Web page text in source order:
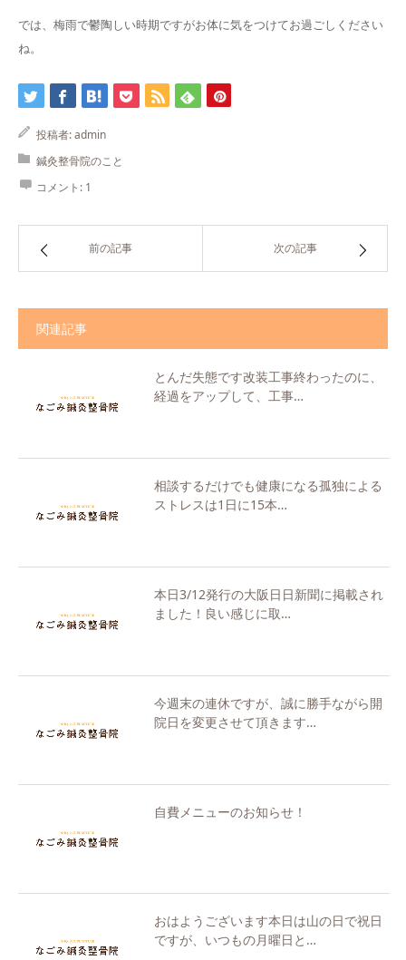
では、梅雨で鬱陶しい時期ですがお体に気をつけてお過ごしください
ね。
投稿者:admin
鍼灸整骨院のこと
コメント: 1
前の記事 次の記事
関連記事
とんだ失態です︎改装工事終わったのに、
経過をアップして、工事…
相談するだけでも健康になる️孤独による
ストレスは1日に15本…
本日3/12発行の大阪日日新聞に掲載され
ました！良い感じに取…
今週末の連休ですが、誠に勝手ながら開
院日を変更させて頂きます…
自費メニューのお知らせ！
おはようございます本日は山の日で祝日
ですが、いつもの月曜日と…